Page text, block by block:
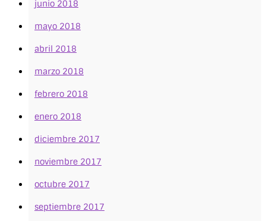
junio 2018
mayo 2018
abril 2018
marzo 2018
febrero 2018
enero 2018
diciembre 2017
noviembre 2017
octubre 2017
septiembre 2017